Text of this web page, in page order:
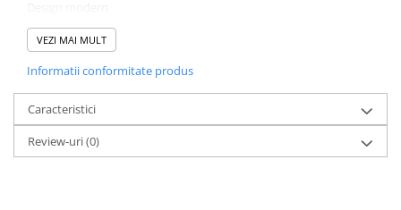
Livrat în formă dezasamblată
VEZI MAI MULT
Informatii conformitate produs
Caracteristici
Review-uri(0)